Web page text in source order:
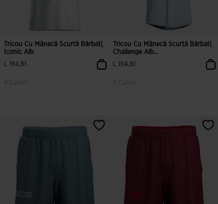
Tricou Cu Mânecă Scurtă Bărbați
Iconic Alb
L 194,81
4 Culori
Tricou Cu Mânecă Scurtă Bărbați
Challenge Alb...
L 194,81
5 Culori
4,1 din 5 evaluări ale clienților